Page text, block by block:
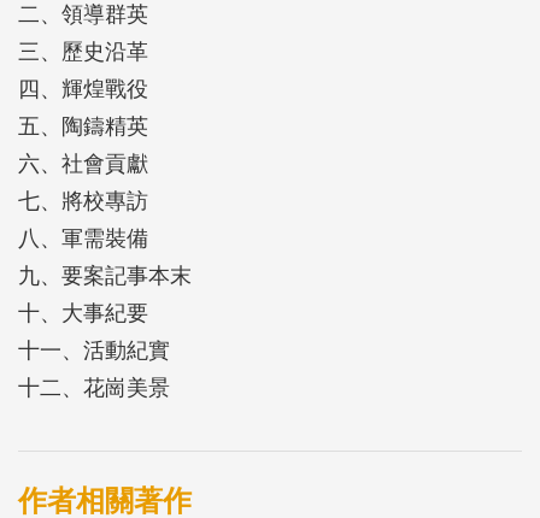
二、領導群英
三、歷史沿革
四、輝煌戰役
五、陶鑄精英
六、社會貢獻
七、將校專訪
八、軍需裝備
九、要案記事本末
十、大事紀要
十一、活動紀實
十二、花崗美景
作者相關著作